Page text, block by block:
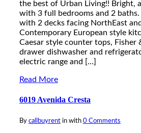
the best of Urban Living!! Bright,
with 3 full bedrooms and 2 baths.
with 2 decks facing NorthEast
Contemporary European style
Caesar style counter tops, Fisher
drawer dishwasher and
electric range and […]
Read More
6019 Avenida Cresta
By callbuyrent in with 0 Comments